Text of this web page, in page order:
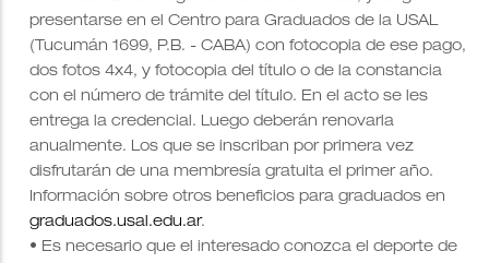
presentarse en el Centro para Graduados de la USAL
(Tucumán 1699, P.B. - CABA) con fotocopia de ese pago,
dos fotos 4x4, y fotocopia del título o de la constancia
con el número de trámite del título. En el acto se les
entrega la credencial. Luego deberán renovarla
anualmente. Los que se inscriban por primera vez
disfrutarán de una membresía gratuita el primer año.
Información sobre otros beneficios para graduados en
graduados.usal.edu.ar.
• Es necesario que el interesado conozca el deporte de